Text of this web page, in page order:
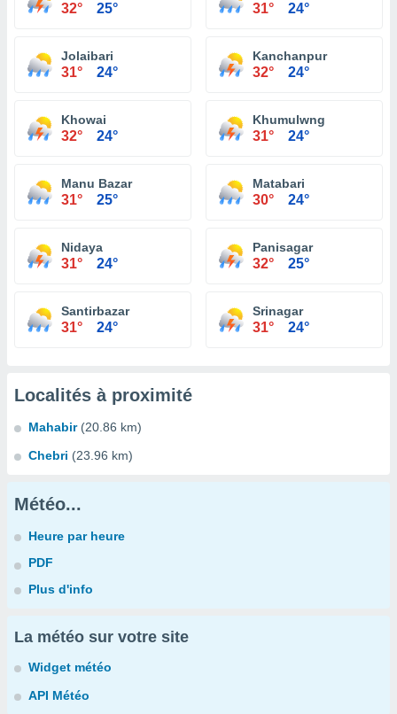
32° 25° 31° 24°
Jolaibari
31° 24°
Kanchanpur
32° 24°
Khowai
32° 24°
Khumulwng
31° 24°
Manu Bazar
31° 25°
Matabari
30° 24°
Nidaya
31° 24°
Panisagar
32° 25°
Santirbazar
31° 24°
Srinagar
31° 24°
Localités à proximité
Mahabir (20.86 km)
Chebri (23.96 km)
Météo...
Heure par heure
PDF
Plus d'info
La météo sur votre site
Widget météo
API Météo